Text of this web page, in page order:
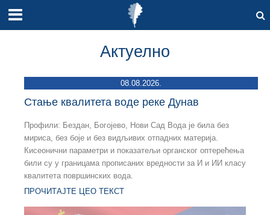
Актуелно
08.08.2026.
Стање квалитета воде реке Дунав
Профили: Бездан, Богојево, Нови Сад Вода је била без
мириса, без боје и без видљивих отпадних материја.
Кисеонични параметри и показатељи органског оптерећења
били су у границама прописаних вредности за И и ИИ класу
квалитета површинских вода.
ПРОЧИТАЈТЕ ЦЕО ТЕКСТ